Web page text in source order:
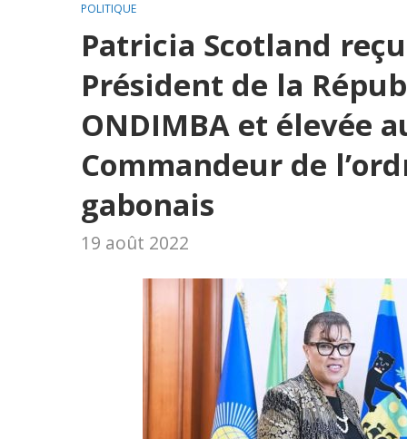
POLITIQUE
Patricia Scotland
Président de la
ONDIMBA et élevée
Commandeur de
gabonais
19 août 2022